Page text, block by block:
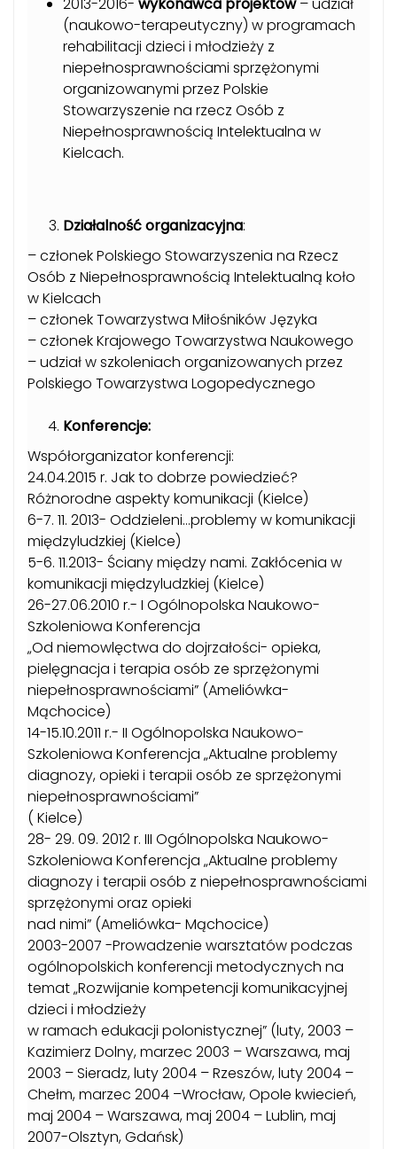
2013-2016- wykonawca projektów– udział
(naukowo-terapeutyczny) w programach
rehabilitacji dzieci i młodzieży z
niepełnosprawnościami sprzężonymi
organizowanymi przez Polskie
Stowarzyszenie na rzecz Osób z
Niepełnosprawnością Intelektualna w
Kielcach.
Działalność organizacyjna:
– członek Polskiego Stowarzyszenia na Rzecz
Osób z Niepełnosprawnością Intelektualną koło
w Kielcach
– członek Towarzystwa Miłośników Języka
– członek Krajowego Towarzystwa Naukowego
– udział w szkoleniach organizowanych przez
Polskiego Towarzystwa Logopedycznego
Konferencje:
Współorganizator konferencji:
24.04.2015 r. Jak to dobrze powiedzieć?
Różnorodne aspekty komunikacji (Kielce)
6-7. 11. 2013- Oddzieleni…problemy w komunikacji
międzyludzkiej (Kielce)
5-6. 11.2013- Ściany między nami. Zakłócenia w
komunikacji międzyludzkiej (Kielce)
26-27.06.2010 r.- I Ogólnopolska Naukowo-
Szkoleniowa Konferencja
„Od niemowlęctwa do dojrzałości- opieka,
pielęgnacja i terapia osób ze sprzężonymi
niepełnosprawnościami” (Ameliówka-
Mąchocice)
14-15.10.2011 r.- II Ogólnopolska Naukowo-
Szkoleniowa Konferencja „Aktualne problemy
diagnozy, opieki i terapii osób ze sprzężonymi
niepełnosprawnościami”
( Kielce)
28- 29. 09. 2012 r. III Ogólnopolska Naukowo-
Szkoleniowa Konferencja „Aktualne problemy
diagnozy i terapii osób z niepełnosprawnościami
sprzężonymi oraz opieki
nad nimi” (Ameliówka- Mąchocice)
2003-2007 -Prowadzenie warsztatów podczas
ogólnopolskich konferencji metodycznych na
temat „Rozwijanie kompetencji komunikacyjnej
dzieci i młodzieży
w ramach edukacji polonistycznej” (luty, 2003 –
Kazimierz Dolny, marzec 2003 – Warszawa, maj
2003 – Sieradz, luty 2004 – Rzeszów, luty 2004 –
Chełm, marzec 2004 –Wrocław, Opole kwiecień,
maj 2004 – Warszawa, maj 2004 – Lublin, maj
2007-Olsztyn, Gdańsk)